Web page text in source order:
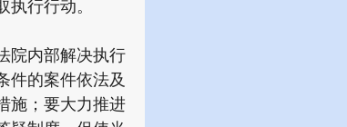
行行动。
内部解决执行
件的案件依法及
施；要大力推进